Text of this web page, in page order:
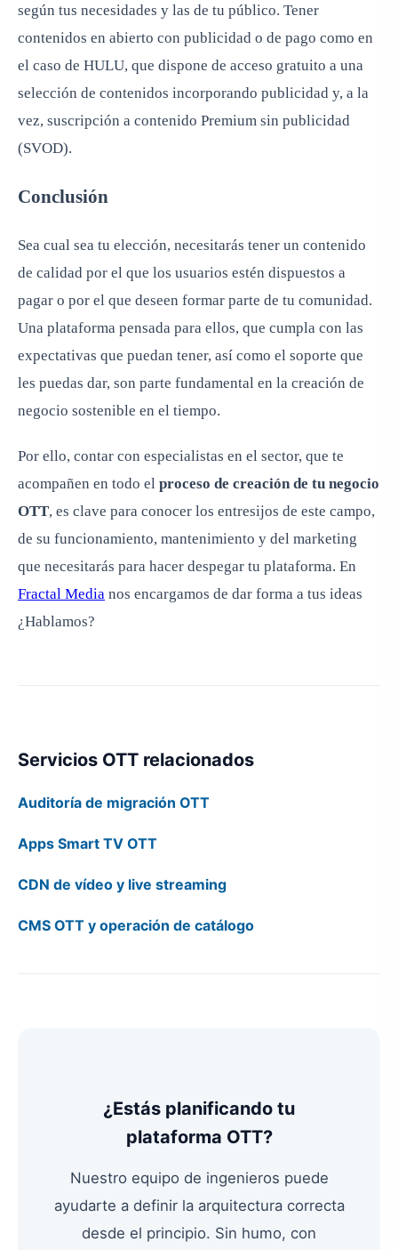
según tus necesidades y las de tu público. Tener
contenidos en abierto con publicidad o de pago como en
el caso de HULU, que dispone de acceso gratuito a una
selección de contenidos incorporando publicidad y, a la
vez, suscripción a contenido Premium sin publicidad
(SVOD).
Conclusión
Sea cual sea tu elección, necesitarás tener un contenido
de calidad por el que los usuarios estén dispuestos a
pagar o por el que deseen formar parte de tu comunidad.
Una plataforma pensada para ellos, que cumpla con las
expectativas que puedan tener, así como el soporte que
les puedas dar, son parte fundamental en la creación de
negocio sostenible en el tiempo.
Por ello, contar con especialistas en el sector, que te
acompañen en todo el proceso de creación de tu negocio
OTT, es clave para conocer los entresijos de este campo,
de su funcionamiento, mantenimiento y del marketing
que necesitarás para hacer despegar tu plataforma. En
Fractal Media nos encargamos de dar forma a tus ideas
¿Hablamos?
Servicios OTT relacionados
Auditoría de migración OTT
Apps Smart TV OTT
CDN de vídeo y live streaming
CMS OTT y operación de catálogo
¿Estás planificando tu
plataforma OTT?
Nuestro equipo de ingenieros puede
ayudarte a definir la arquitectura correcta
desde el principio. Sin humo, con